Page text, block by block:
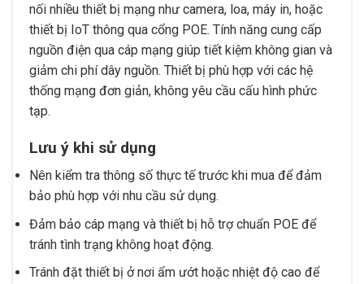
nối nhiều thiết bị mạng như camera, loa, máy in, hoặc
thiết bị IoT thông qua cổng POE. Tính năng cung cấp
nguồn điện qua cáp mạng giúp tiết kiệm không gian và
giảm chi phí dây nguồn. Thiết bị phù hợp với các hệ
thống mạng đơn giản, không yêu cầu cấu hình phức
tạp.
Lưu ý khi sử dụng
Nên kiểm tra thông số thực tế trước khi mua để đảm
bảo phù hợp với nhu cầu sử dụng.
Đảm bảo cáp mạng và thiết bị hỗ trợ chuẩn POE để
tránh tình trạng không hoạt động.
Tránh đặt thiết bị ở nơi ẩm ướt hoặc nhiệt độ cao để